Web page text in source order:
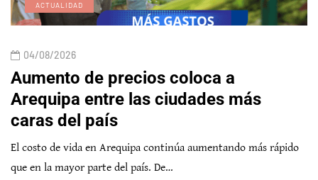
ACTUALIDAD
04/08/2026
Aumento de precios coloca a
Arequipa entre las ciudades más
caras del país
El costo de vida en Arequipa continúa aumentando más rápido
que en la mayor parte del país. De…